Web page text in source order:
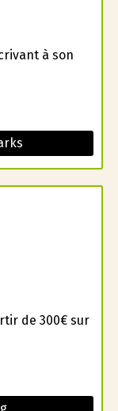
à son
de 300€ sur